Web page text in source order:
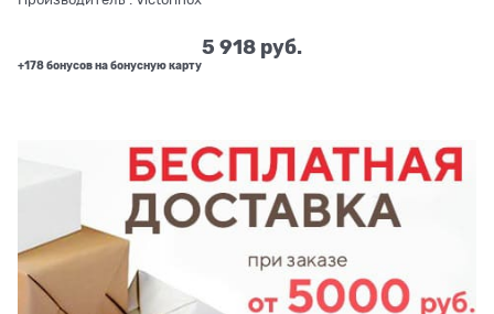
5 918 руб.
+178 бонусов на бонусную карту